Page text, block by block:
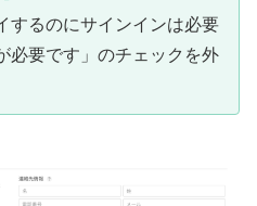
するのにサインインは必要
必要です」のチェックを外